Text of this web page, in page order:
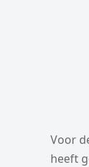
Voor
heeft